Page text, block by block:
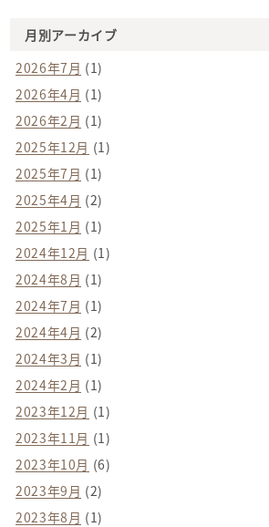
月別アーカイブ
2026年7月 (1)
2026年4月 (1)
2026年2月 (1)
2025年12月 (1)
2025年7月 (1)
2025年4月 (2)
2025年1月 (1)
2024年12月 (1)
2024年8月 (1)
2024年7月 (1)
2024年4月 (2)
2024年3月 (1)
2024年2月 (1)
2023年12月 (1)
2023年11月 (1)
2023年10月 (6)
2023年9月 (2)
2023年8月 (1)